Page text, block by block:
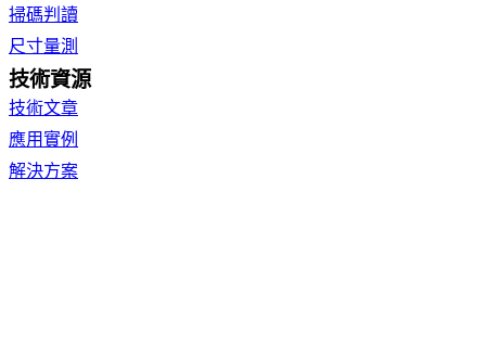
掃碼判讀
尺寸量測
技術資源
技術文章
應用實例
解決方案